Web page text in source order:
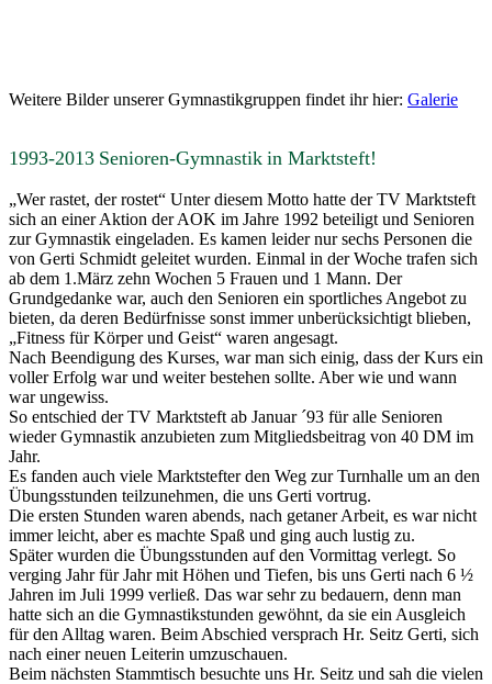
Weitere Bilder unserer Gymnastikgruppen findet ihr hier: Galerie
1993-2013 Senioren-Gymnastik in Marktsteft!
„Wer rastet, der rostet“ Unter diesem Motto hatte der TV Marktsteft
sich an einer Aktion der AOK im Jahre 1992 beteiligt und Senioren
zur Gymnastik eingeladen. Es kamen leider nur sechs Personen die
von Gerti Schmidt geleitet wurden. Einmal in der Woche trafen sich
ab dem 1.März zehn Wochen 5 Frauen und 1 Mann. Der
Grundgedanke war, auch den Senioren ein sportliches Angebot zu
bieten, da deren Bedürfnisse sonst immer unberücksichtigt blieben,
„Fitness für Körper und Geist“ waren angesagt.
Nach Beendigung des Kurses, war man sich einig, dass der Kurs ein
voller Erfolg war und weiter bestehen sollte. Aber wie und wann
war ungewiss.
So entschied der TV Marktsteft ab Januar ´93 für alle Senioren
wieder Gymnastik anzubieten zum Mitgliedsbeitrag von 40 DM im
Jahr.
Es fanden auch viele Marktstefter den Weg zur Turnhalle um an den
Übungsstunden teilzunehmen, die uns Gerti vortrug.
Die ersten Stunden waren abends, nach getaner Arbeit, es war nicht
immer leicht, aber es machte Spaß und ging auch lustig zu.
Später wurden die Übungsstunden auf den Vormittag verlegt. So
verging Jahr für Jahr mit Höhen und Tiefen, bis uns Gerti nach 6 ½
Jahren im Juli 1999 verließ. Das war sehr zu bedauern, denn man
hatte sich an die Gymnastikstunden gewöhnt, da sie ein Ausgleich
für den Alltag waren. Beim Abschied versprach Hr. Seitz Gerti, sich
nach einer neuen Leiterin umzuschauen.
Beim nächsten Stammtisch besuchte uns Hr. Seitz und sah die vielen